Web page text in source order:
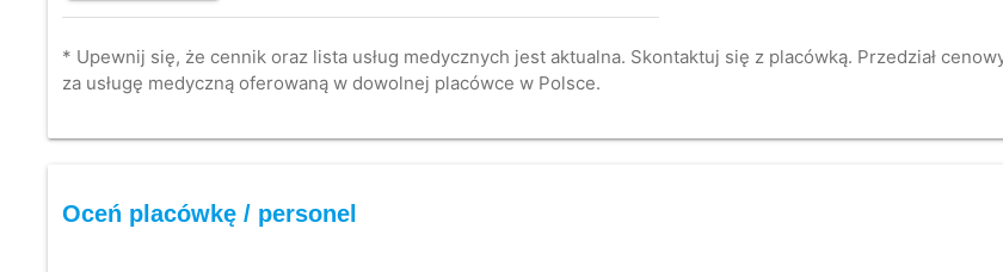
* Upewnij się, że cennik oraz lista usług medycznych jest aktualna. Skontaktuj się z placówką. Przedział
za usługę medyczną oferowaną w dowolnej placówce w Polsce.
Oceń placówkę / personel